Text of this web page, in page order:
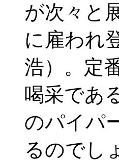
が次々と
に雇われ
浩）。定
喝采であ
のパイパ
るのでし